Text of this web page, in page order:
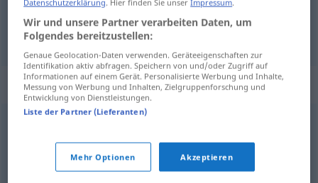
bitten
Synonyme für "bitten"
,einladen,auffordern
Datenschutzerklärung. Hier finden Sie unserImpressum.
Wir und unsere Partner verarbeiten Daten, um
Folgendes bereitzustellen:
Genaue Geolocation-Daten verwenden. Geräteeigenschaften zur
Identifikation aktiv abfragen. Speichern von und/oder Zugriff auf
Informationen auf einem Gerät. Personalisierte Werbung und Inhalte,
Messung von Werbung und Inhalten, Zielgruppenforschung und
Entwicklung von Dienstleistungen.
Liste der Partner (Lieferanten)
Mehr Optionen Akzeptieren